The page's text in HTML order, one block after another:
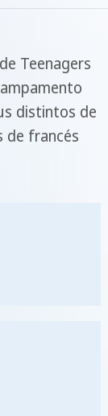
Teenagers
distintos de
de francés